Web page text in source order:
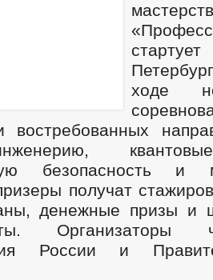
ходе
востребованных
безопасность и
получат
денежные призы и
Организаторы
России и